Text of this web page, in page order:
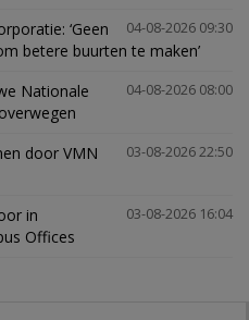
04-08-2026 09:30
‘Geen
betere buurten te maken’
04-08-2026 08:00
Nationale
03-08-2026 22:50
door VMN
03-08-2026 16:04
in
Offices